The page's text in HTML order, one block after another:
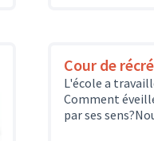
Cour de
L'école a
Comment
par ses